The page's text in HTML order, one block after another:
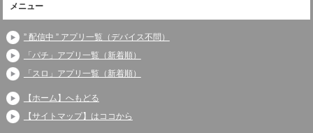
メニュー
” 配信中 ” アプリ一覧（デバイス不問）
「パチ」アプリ一覧（新着順）
「スロ」アプリ一覧（新着順）
【ホーム】へもどる
【サイトマップ】はココから